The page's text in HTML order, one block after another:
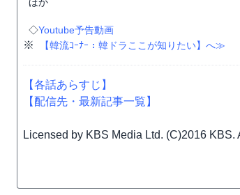
◇Youtube予告動画
※ 【韓流ｺｰﾅｰ：韓ドラここが知りたい】へ≫
【各話あらすじ】
【配信先・最新記事一覧】
Licensed by KBS Media Ltd. (C)2016 KBS.